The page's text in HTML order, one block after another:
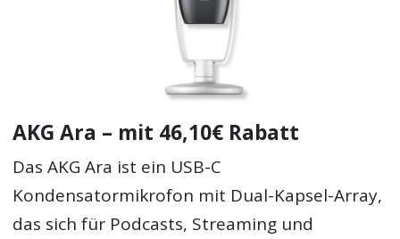
AKG Ara – mit 46,10€ Rabatt
Das AKG Ara ist ein USB-C
Kondensatormikrofon mit Dual-Kapsel-Array,
das sich für Podcasts, Streaming und